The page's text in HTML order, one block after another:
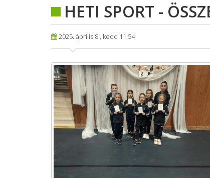
HETI SPORT -
2025. április 8., kedd 11:54